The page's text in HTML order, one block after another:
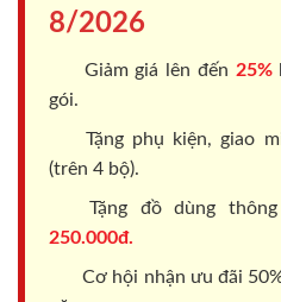
8/2026
Giảm giá lên đến 25%
gói.
Tặng phụ kiện, giao
(trên 4 bộ).
Tặng đồ dùng
250.000đ.
Cơ hội nhận ưu đãi